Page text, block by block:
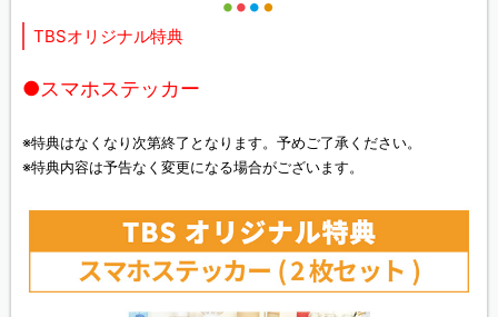
TBSオリジナル特典
●スマホステッカー
※特典はなくなり次第終了となります。予めご了承ください。
※特典内容は予告なく変更になる場合がございます。